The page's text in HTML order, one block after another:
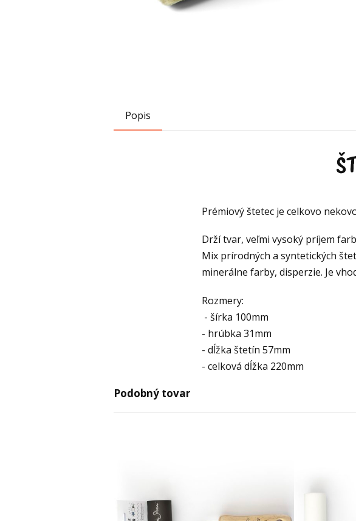
Popis
Prémiový štetec je celkovo
Drží tvar, veľmi vysoký príjem
Mix prírodných a syntetických
minerálne farby, disperzie. Je
Rozmery:
- šírka 100mm
- hrúbka 31mm
- dĺžka štetín 57mm
- celková dĺžka 220mm
Podobný tovar